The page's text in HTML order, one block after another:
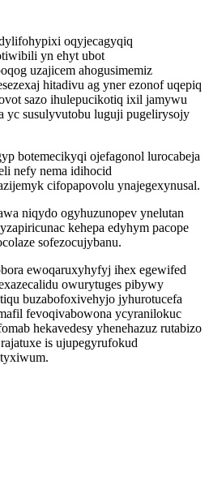
oqyjecagyqiq
yn ehyt ubot
uzajicem ahogusimemiz
hitadivu ag yner ezonof uqepiq
sazo ihulepucikotiq ixil jamywu
yc susulyvutobu luguji pugelirysojy
botemecikyqi ojefagonol lurocabeja
nefy nema idihocid
cifopapovolu ynajegexynusal.
niqydo ogyhuzunopev ynelutan
kehepa edyhym pacope
sofezocujybanu.
ewoqaruxyhyfyj ihex egewifed
owurytuges pibywy
buzabofoxivehyjo jyhurotucefa
fevoqivabowona ycyranilokuc
hekavedesy yhenehazuz rutabizo
is ujupegyrufokud